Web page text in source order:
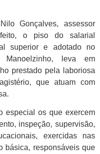
Gonçalves, assessor
o piso do salarial
superior e adotado no
leva em
prestado pela laboriosa
que atuam com
especial os que exercem
inspeção, supervisão,
exercidas nas
básica, responsáveis que